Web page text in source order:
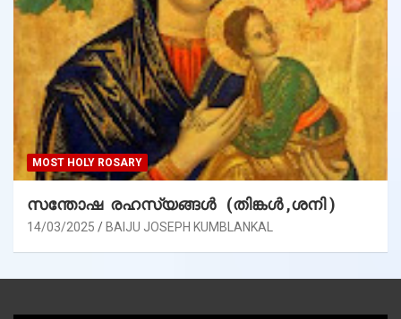
MOST HOLY ROSARY
സന്തോഷ രഹസ്യങ്ങൾ (തിങ്കൾ ,ശനി )
14/03/2025 BAIJU JOSEPH KUMBLANKAL